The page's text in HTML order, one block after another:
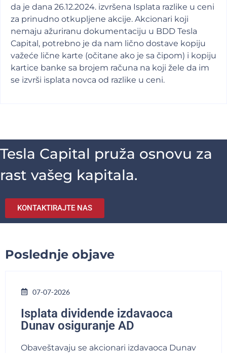
da je dana 26.12.2024. izvršena Isplata razlike u ceni
za prinudno otkupljene akcije. Akcionari koji
nemaju ažuriranu dokumentaciju u BDD Tesla
Capital, potrebno je da nam lično dostave kopiju
važeće lične karte (očitane ako je sa čipom) i kopiju
kartice banke sa brojem računa na koji žele da im
se izvrši isplata novca od razlike u ceni.
Tesla Capital pruža osnovu za
rast vašeg kapitala.
KONTAKTIRAJTE NAS
Poslednje objave
07-07-2026
Isplata dividende izdavaoca
Dunav osiguranje AD
Obaveštavaju se akcionari izdavaoca Dunav